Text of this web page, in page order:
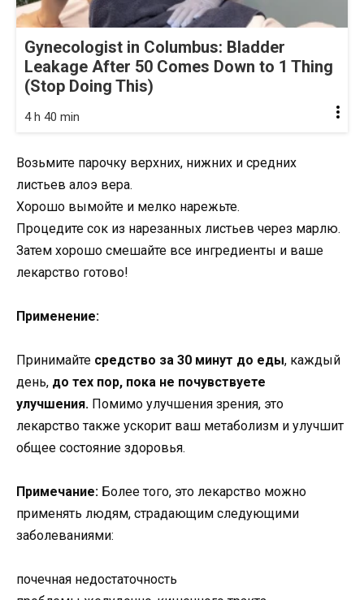
Gynecologist in Columbus: Bladder
Leakage After 50 Comes Down to 1 Thing
(Stop Doing This)
4 h 40 min
Возьмите парочку верхних, нижних и средних
листьев алоэ вера.
Хорошо вымойте и мелко нарежьте.
Процедите сок из нарезанных листьев через марлю.
Затем хорошо смешайте все ингредиенты и ваше
лекарство готово!
Применение:
Принимайте средство за 30 минут до еды, каждый
день, до тех пор, пока не почувствуете
улучшения. Помимо улучшения зрения, это
лекарство также ускорит ваш метаболизм и улучшит
общее состояние здоровья.
Примечание: Более того, это лекарство можно
применять людям, страдающим следующими
заболеваниями:
почечная недостаточность